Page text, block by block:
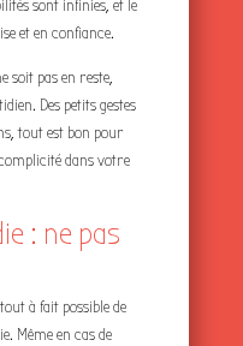
sont infinies, et le
et en confiance.
soit pas en reste,
Des petits gestes
tout est bon pour
dans votre
: ne pas
à fait possible de
Même en cas de